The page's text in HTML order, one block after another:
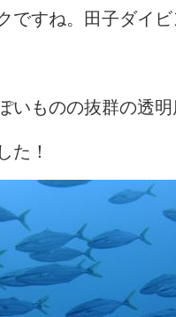
ですね。田子ダイ
いものの抜群の透
た！